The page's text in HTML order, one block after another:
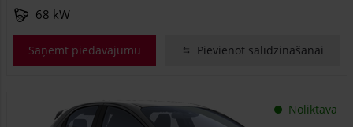
68 kW
Saņemt piedāvājumu Pievienot salīdzināšanai
Noliktavā